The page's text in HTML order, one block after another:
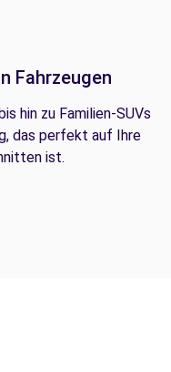
Fahrzeugen
hin zu Familien-SUVs
das perfekt auf Ihre
ist.